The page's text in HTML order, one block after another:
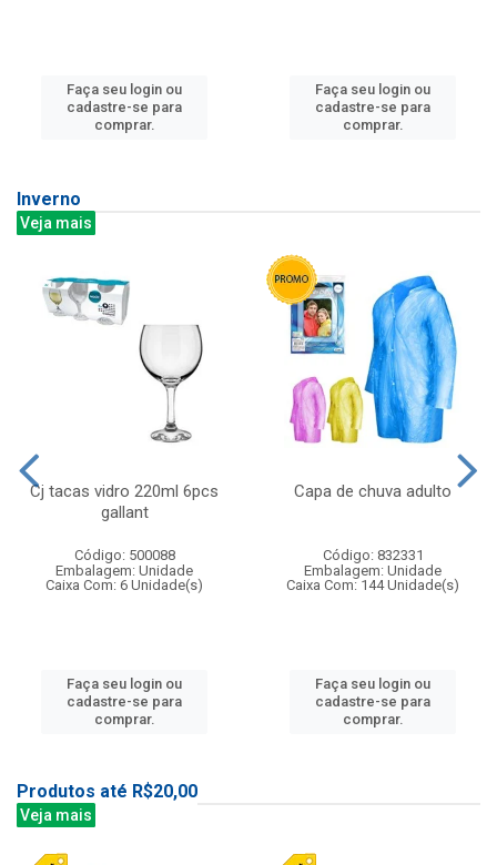
Faça seu login ou
cadastre-se para
comprar.
Faça seu login ou
cadastre-se para
comprar.
Inverno
Veja mais
Cj tacas vidro 220ml 6pcs
gallant
Código: 500088
Embalagem: Unidade
Caixa Com: 6 Unidade(s)
Faça seu login ou
cadastre-se para
comprar.
Capa de chuva adulto
Código: 832331
Embalagem: Unidade
Caixa Com: 144 Unidade(s)
Faça seu login ou
cadastre-se para
comprar.
Produtos até R$20,00
Veja mais